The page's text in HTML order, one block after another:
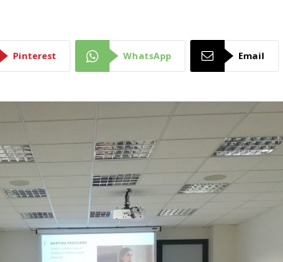
Mantova
Pinterest WhatsApp Email